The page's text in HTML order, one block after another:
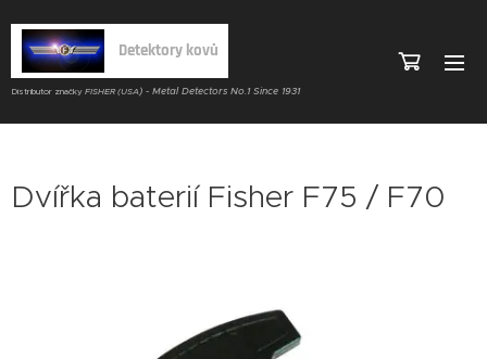
Detektory kovů
Distributor značky FISHER (USA) - Metal Detectors No.1 Since 1931
Dvířka baterií Fisher F75 / F70